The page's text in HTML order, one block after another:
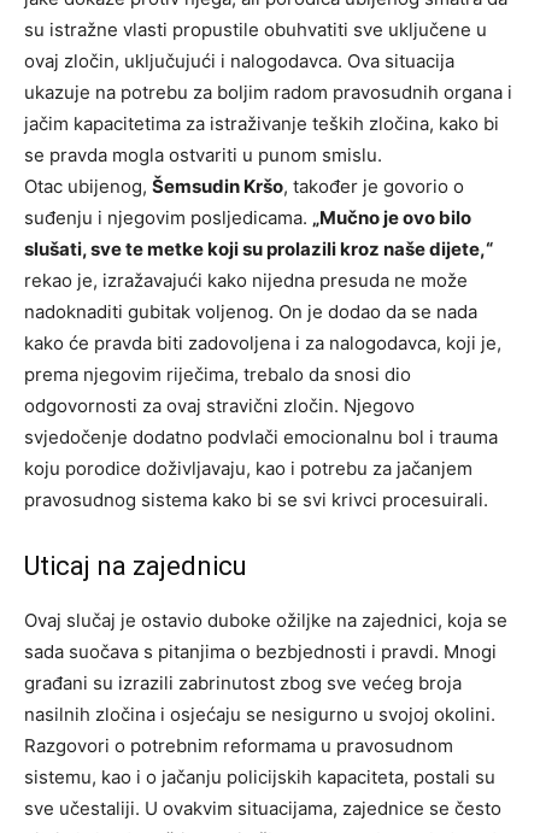
su istražne vlasti propustile obuhvatiti sve uključene u
ovaj zločin, uključujući i nalogodavca. Ova situacija
ukazuje na potrebu za boljim radom pravosudnih organa i
jačim kapacitetima za istraživanje teških zločina, kako bi
se pravda mogla ostvariti u punom smislu.
Otac ubijenog, Šemsudin Kršo, također je govorio o
suđenju i njegovim posljedicama. „Mučno je ovo bilo
slušati, sve te metke koji su prolazili kroz naše dijete,“
rekao je, izražavajući kako nijedna presuda ne može
nadoknaditi gubitak voljenog. On je dodao da se nada
kako će pravda biti zadovoljena i za nalogodavca, koji je,
prema njegovim riječima, trebalo da snosi dio
odgovornosti za ovaj stravični zločin. Njegovo
svjedočenje dodatno podvlači emocionalnu bol i trauma
koju porodice doživljavaju, kao i potrebu za jačanjem
pravosudnog sistema kako bi se svi krivci procesuirali.
Uticaj na zajednicu
Ovaj slučaj je ostavio duboke ožiljke na zajednici, koja se
sada suočava s pitanjima o bezbjednosti i pravdi. Mnogi
građani su izrazili zabrinutost zbog sve većeg broja
nasilnih zločina i osjećaju se nesigurno u svojoj okolini.
Razgovori o potrebnim reformama u pravosudnom
sistemu, kao i o jačanju policijskih kapaciteta, postali su
sve učestaliji. U ovakvim situacijama, zajednice se često